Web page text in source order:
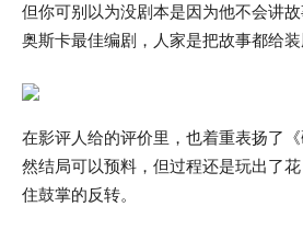
但你可别以为没剧本是因为他不会讲
奥斯卡最佳编剧，人家是把故事都给装
在影评人给的评价里，也着重表扬了
然结局可以预料，但过程还是玩出了
住鼓掌的反转。